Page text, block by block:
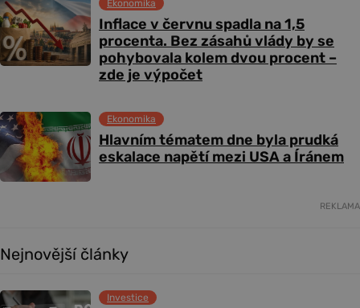
Inflace v červnu spadla na 1,5
procenta. Bez zásahů vlády by se
pohybovala kolem dvou procent –
zde je výpočet
Ekonomika
Hlavním tématem dne byla prudká
eskalace napětí mezi USA a Íránem
Ekonomika
REKLAMA
Nejnovější články
Investice